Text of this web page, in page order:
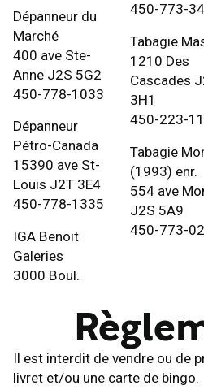
Dépanneur du
Marché
400 ave Ste-
Anne J2S 5G2
450-778-1033
Dépanneur
Pétro-Canada
15390 ave St-
Louis J2T 3E4
450-778-1335
IGA Benoit
Galeries
3000 Boul.
450-773-
Tabagie
1210 Des
Cascades
3H1
450-223-
Tabagie
(1993) enr.
554 ave
J2S 5A9
450-773-
Il est interdit de vendre ou de
livret et/ou une carte de bingo.